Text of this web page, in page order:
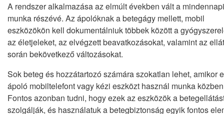
A rendszer alkalmazása az elmúlt években vált a mindennapi
munka részévé. Az ápolóknak a betegágy mellett, mobil
eszközökön kell dokumentálniuk többek között a
az életjeleket, az elvégzett beavatkozásokat, valamint az
során bekövetkező változásokat.
Sok beteg és hozzátartozó számára szokatlan lehet, amikor
ápoló mobiltelefont vagy kézi eszközt használ munka
Fontos azonban tudni, hogy ezek az eszközök a
szolgálják, és használatuk a betegbiztonság egyik fontos